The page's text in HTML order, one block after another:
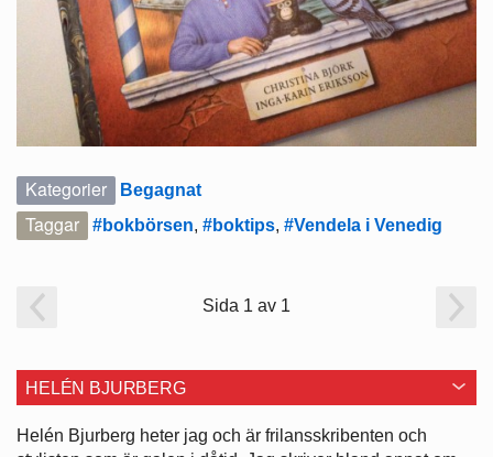
Kategorier Begagnat
Taggar #bokbörsen, #boktips, #Vendela i Venedig
Sida 1 av 1
HELÉN BJURBERG
Helén Bjurberg heter jag och är frilansskribenten och